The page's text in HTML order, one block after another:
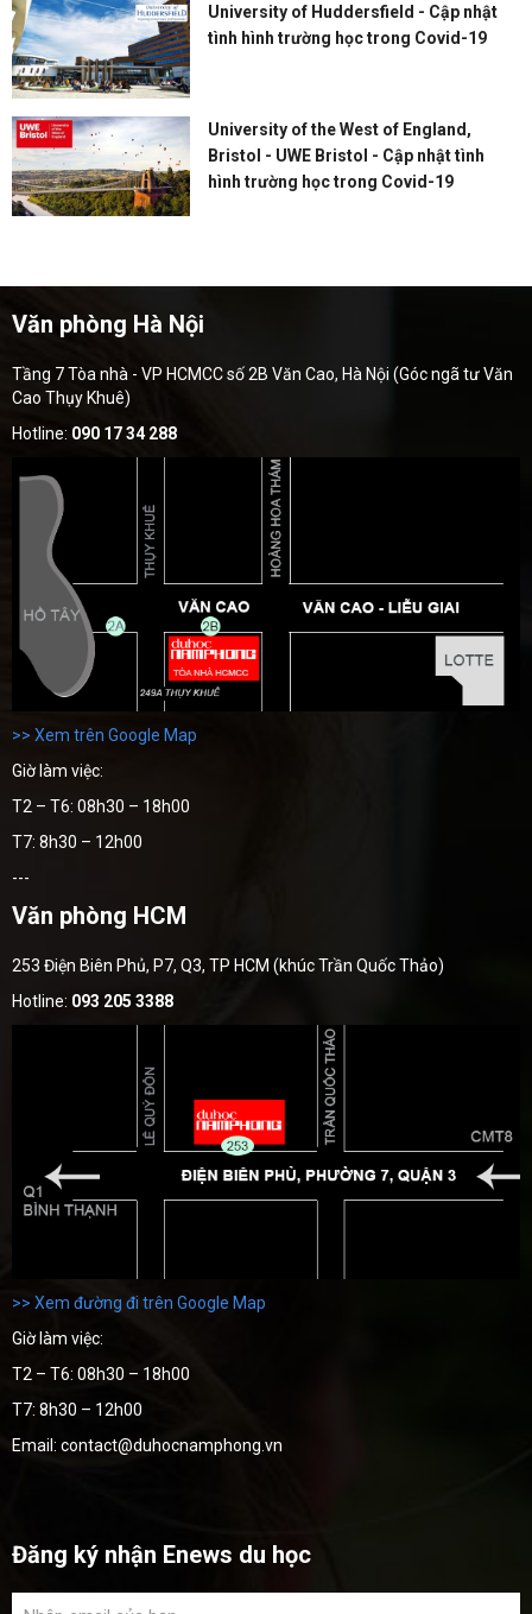
University of Huddersfield - Cập nhật
tình hình trường học trong Covid-19
University of the West of England,
Bristol - UWE Bristol - Cập nhật tình
hình trường học trong Covid-19
Văn phòng Hà Nội
Tầng 7 Tòa nhà - VP HCMCC số 2B Văn Cao, Hà Nội (Góc ngã tư Văn
Cao Thụy Khuê)
Hotline: 090 17 34 288
>> Xem trên Google Map
Giờ làm việc:
T2 – T6: 08h30 – 18h00
T7: 8h30 – 12h00
---
Văn phòng HCM
253 Điện Biên Phủ, P7, Q3, TP HCM (khúc Trần Quốc Thảo)
Hotline: 093 205 3388
>> Xem đường đi trên Google Map
Giờ làm việc:
T2 – T6: 08h30 – 18h00
T7: 8h30 – 12h00
Email: contact@duhocnamphong.vn
Đăng ký nhận Enews du học